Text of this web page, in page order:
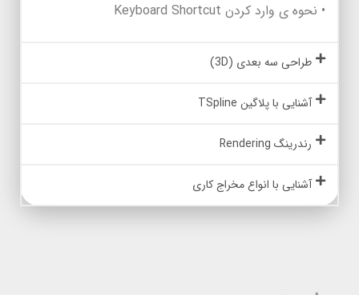
• نحوه ی وارد کردن Keyboard Shortcut
طراحی سه بعدی (3D)
آشنایی با پلاگین TSpline
رندرینگ Rendering
آشنایی با انواع مخراج کاری